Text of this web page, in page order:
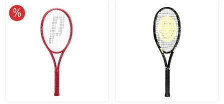
10% reduziert